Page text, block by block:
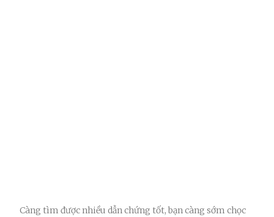
Càng tìm được nhiều dẫn chứng tốt, bạn càng sớm chọc